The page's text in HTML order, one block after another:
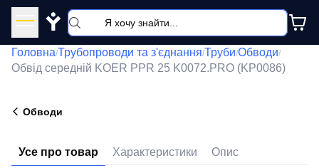
Y
Головна/Трубопроводи та з'єднання/Труби/Обводи/
Обвід середній KOER PPR 25 K0072.PRO (KP0086)
Обводи
Усе про товар Характеристики Опис